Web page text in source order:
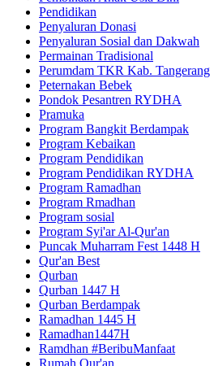
Pendidikan
Penyaluran Donasi
Penyaluran Sosial dan Dakwah
Permainan Tradisional
Perumdam TKR Kab. Tangerang
Peternakan Bebek
Pondok Pesantren RYDHA
Pramuka
Program Bangkit Berdampak
Program Kebaikan
Program Pendidikan
Program Pendidikan RYDHA
Program Ramadhan
Program Rmadhan
Program sosial
Program Syi'ar Al-Qur'an
Puncak Muharram Fest 1448 H
Qur'an Best
Qurban
Qurban 1447 H
Qurban Berdampak
Ramadhan 1445 H
Ramadhan1447H
Ramdhan #BeribuManfaat
Rumah Qur'an